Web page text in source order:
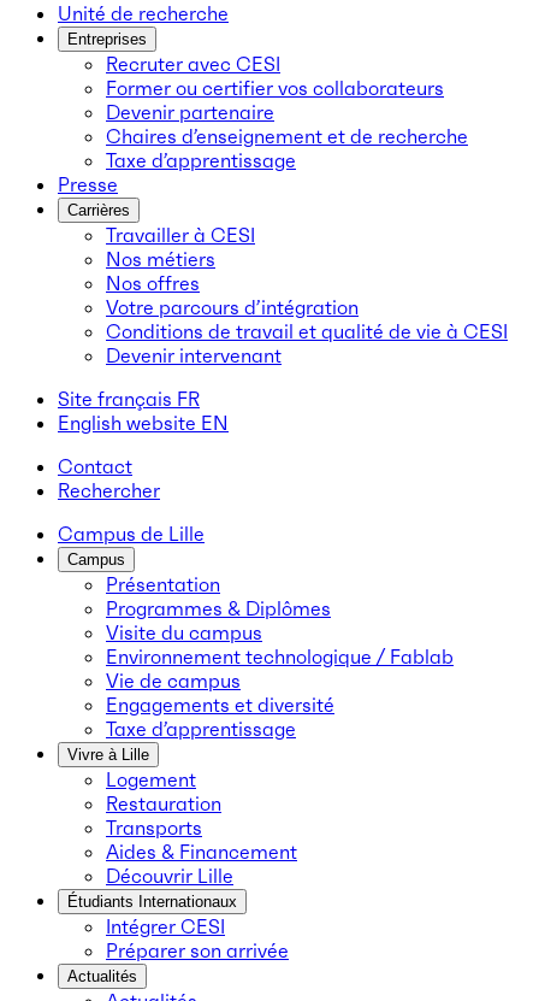
Unité de recherche
Entreprises
Recruter avec CESI
Former ou certifier vos collaborateurs
Devenir partenaire
Chaires d’enseignement et de recherche
Taxe d’apprentissage
Presse
Carrières
Travailler à CESI
Nos métiers
Nos offres
Votre parcours d’intégration
Conditions de travail et qualité de vie à CESI
Devenir intervenant
Site français FR
English website EN
Contact
Rechercher
Campus de Lille
Campus
Présentation
Programmes & Diplômes
Visite du campus
Environnement technologique / Fablab
Vie de campus
Engagements et diversité
Taxe d’apprentissage
Vivre à Lille
Logement
Restauration
Transports
Aides & Financement
Découvrir Lille
Étudiants Internationaux
Intégrer CESI
Préparer son arrivée
Actualités